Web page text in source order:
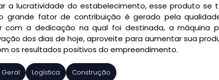
a lucratividade do estabelecimento, esse produto se
grande fator de contribuição é gerado pela
com a dedicação na qual foi destinada, a máquina
dos dias de hoje, aproveite para aumentar sua
os resultados positivos do empreendimento.
Logística Construção